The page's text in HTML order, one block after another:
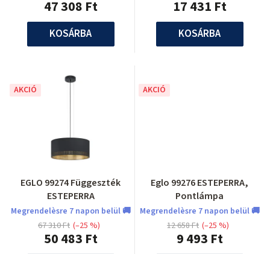
47 308 Ft
KOSÁRBA
17 431 Ft
KOSÁRBA
AKCIÓ
EGLO 99274 Függeszték
ESTEPERRA
Megrendelèsre 7 napon belül 🚚
50 483 Ft
67 310 Ft (–25 %)
AKCIÓ
Eglo 99276 ESTEPERRA,
Pontlámpa
Megrendelèsre 7 napon belül 🚚
9 493 Ft
12 658 Ft (–25 %)